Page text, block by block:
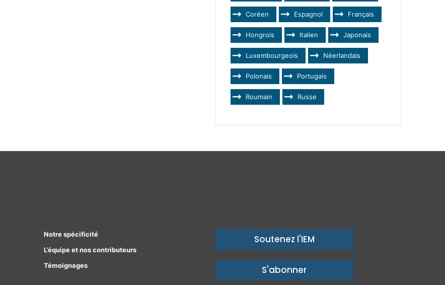
Coréen Espagnol Français
Hongrois Italien Japonais
Luxembourgeois Néerlandais
Polonais Portugais
Roumain Russe
Notre spécificité
L’équipe et nos contributeurs
Témoignages
Soutenez l'IEM
S'abonner